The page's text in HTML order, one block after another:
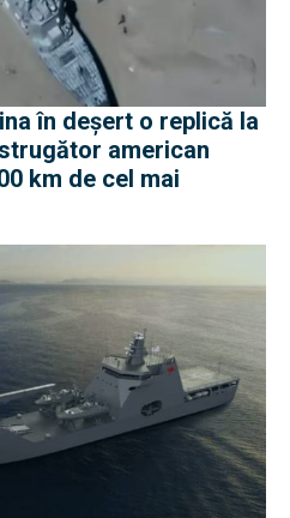
în deșert o replică la
american
km de cel mai